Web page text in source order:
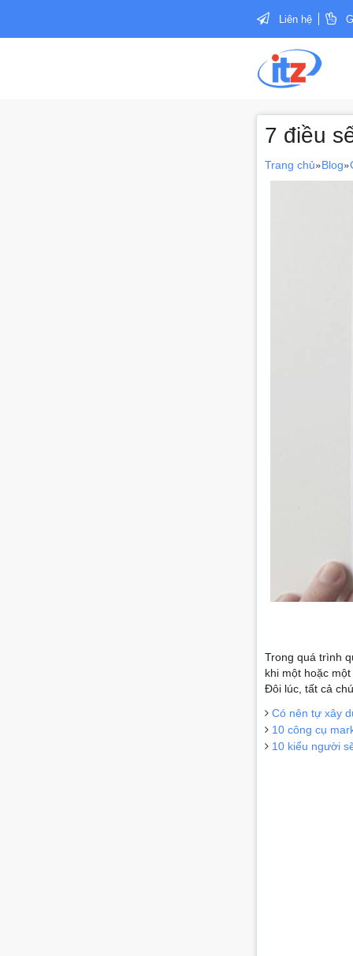
Liên hệ
7 điều
Trang chủ»Blog»
Trong quá trình
khi một hoặc
Đôi lúc, tất cả
Có nên tự xây
10 công cụ
10 kiểu người